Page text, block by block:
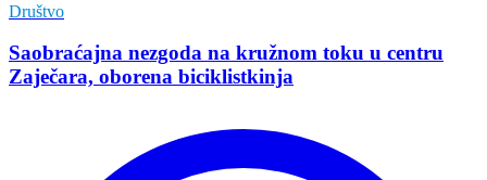
Društvo
Saobraćajna nezgoda na kružnom toku u centru
Zaječara, oborena biciklistkinja